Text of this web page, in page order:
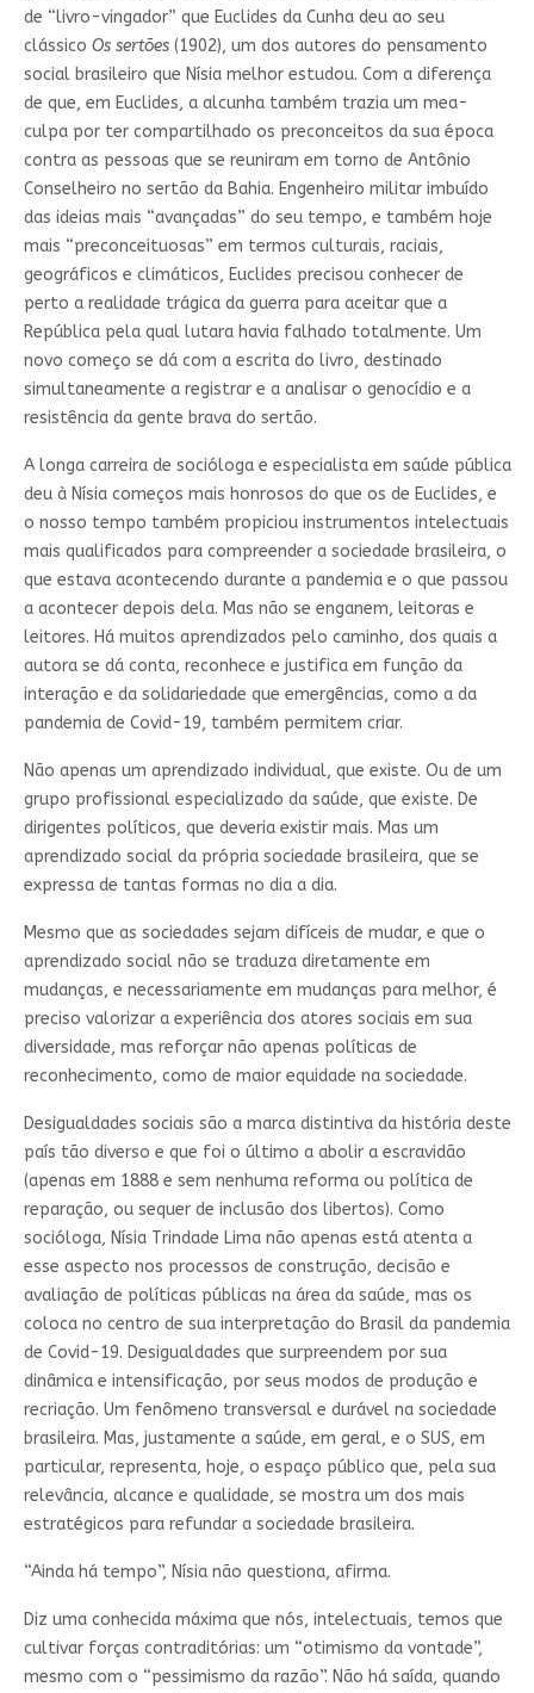
de “livro-vingador” que Euclides da Cunha deu ao seu
clássico Os sertões(1902), um dos autores do pensamento
social brasileiro que Nísia melhor estudou. Com a diferença
de que, em Euclides, a alcunha também trazia um mea-
culpa por ter compartilhado os preconceitos da sua época
contra as pessoas que se reuniram em torno de Antônio
Conselheiro no sertão da Bahia. Engenheiro militar imbuído
das ideias mais “avançadas” do seu tempo, e também hoje
mais “preconceituosas” em termos culturais, raciais,
geográficos e climáticos, Euclides precisou conhecer de
perto a realidade trágica da guerra para aceitar que a
República pela qual lutara havia falhado totalmente. Um
novo começo se dá com a escrita do livro, destinado
simultaneamente a registrar e a analisar o genocídio e a
resistência da gente brava do sertão.
A longa carreira de socióloga e especialista em saúde pública
deu à Nísia começos mais honrosos do que os de Euclides, e
o nosso tempo também propiciou instrumentos intelectuais
mais qualificados para compreender a sociedade brasileira, o
que estava acontecendo durante a pandemia e o que passou
a acontecer depois dela. Mas não se enganem, leitoras e
leitores. Há muitos aprendizados pelo caminho, dos quais a
autora se dá conta, reconhece e justifica em função da
interação e da solidariedade que emergências, como a da
pandemia de Covid-19, também permitem criar.
Não apenas um aprendizado individual, que existe. Ou de um
grupo profissional especializado da saúde, que existe. De
dirigentes políticos, que deveria existir mais. Mas um
aprendizado social da própria sociedade brasileira, que se
expressa de tantas formas no dia a dia.
Mesmo que as sociedades sejam difíceis de mudar, e que o
aprendizado social não se traduza diretamente em
mudanças, e necessariamente em mudanças para melhor, é
preciso valorizar a experiência dos atores sociais em sua
diversidade, mas reforçar não apenas políticas de
reconhecimento, como de maior equidade na sociedade.
Desigualdades sociais são a marca distintiva da história deste
país tão diverso e que foi o último a abolir a escravidão
(apenas em 1888 e sem nenhuma reforma ou política de
reparação, ou sequer de inclusão dos libertos). Como
socióloga, Nísia Trindade Lima não apenas está atenta a
esse aspecto nos processos de construção, decisão e
avaliação de políticas públicas na área da saúde, mas os
coloca no centro de sua interpretação do Brasil da pandemia
de Covid-19. Desigualdades que surpreendem por sua
dinâmica e intensificação, por seus modos de produção e
recriação. Um fenômeno transversal e durável na sociedade
brasileira. Mas, justamente a saúde, em geral, e o SUS, em
particular, representa, hoje, o espaço público que, pela sua
relevância, alcance e qualidade, se mostra um dos mais
estratégicos para refundar a sociedade brasileira.
“Ainda há tempo”, Nísia não questiona, afirma.
Diz uma conhecida máxima que nós, intelectuais, temos que
cultivar forças contraditórias: um “otimismo da vontade”,
mesmo com o “pessimismo da razão”. Não há saída, quando